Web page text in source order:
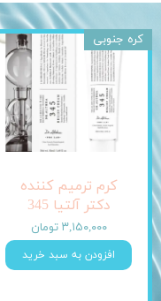
کرم ترمیم کننده
دکتر آلتیا 345
۳,۱۵۰,۰۰۰ تومان
افزودن به سبد خرید
کره جنوبی